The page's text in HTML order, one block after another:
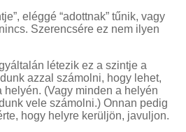
eléggé “adottnak” tűnik, vagy
Szerencsére ez nem ilyen
létezik ez a szintje a
azzal számolni, hogy lehet,
helyén. (Vagy minden a helyén
vele számolni.) Onnan pedig
hogy helyre kerüljön, javuljon.